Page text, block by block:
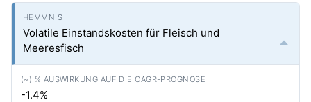
Volatile Einstandskosten für Fleisch und
Meeresfisch
-1.4%